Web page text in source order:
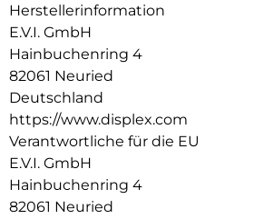
Perfektion – 10H Glas, DLC, Anti-
Mit dem DISPLEX Premium Camera
die Kameralinsen zuverlässig – mit
Einzelglasringen aus ultradünnem
mit modernster Diamond-Like-
Die robuste Glasstruktur schützt
Stößen und Beschädigungen,
Oberfläche zusätzlich
Fingerprint-Veredelung reduziert
Schmutz und sorgt für eine dauerhaft
Herstellerinformation
E.V.I. GmbH
Hainbuchenring 4
82061 Neuried
Deutschland
https://www.displex.com
Verantwortliche für die EU
E.V.I. GmbH
Hainbuchenring 4
82061 Neuried